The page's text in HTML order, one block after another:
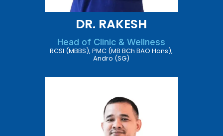
DR. RAKESH
Head of Clinic & Wellness
RCSI (MBBS), PMC (MB BCh BAO Hons),
Andro (SG)